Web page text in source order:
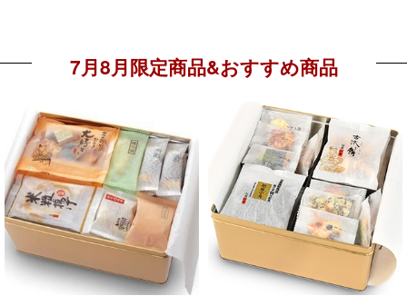
7月8月限定商品&おすすめ商品